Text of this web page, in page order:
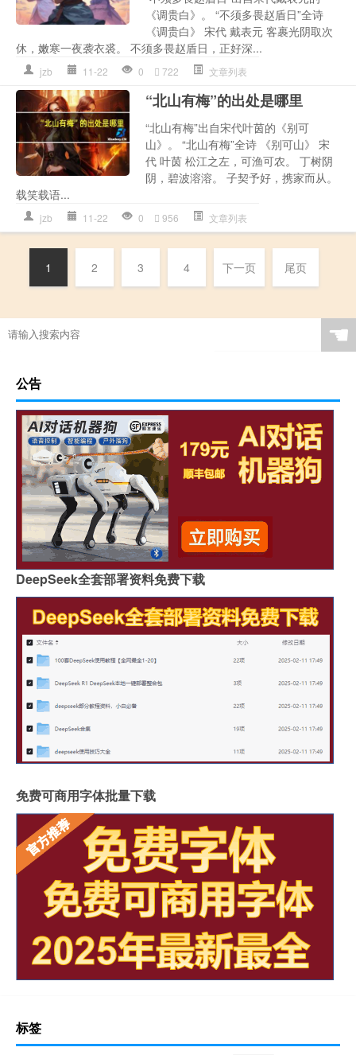
《调贵白》。 “不须多畏赵盾日”全诗
《调贵白》 宋代 戴表元 客裹光阴取次
休，嫩寒一夜袭衣裘。 不须多畏赵盾日，正好深...
jzb 11-22 0 722 文章列表
“北山有梅”的出处是哪里
“北山有梅”出自宋代叶茵的《别可
山》。 “北山有梅”全诗 《别可山》 宋
代 叶茵 松江之左，可渔可农。 丁树阴
阴，碧波溶溶。 子契予好，携家而从。
载笑载语...
jzb 11-22 0 956 文章列表
1 2 3 4 下一页 尾页
☚
公告
DeepSeek全套部署资料免费下载
免费可商用字体批量下载
标签